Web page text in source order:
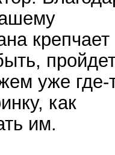
крепчает
уже где-
как
им.